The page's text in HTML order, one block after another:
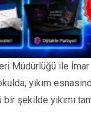
Müdürlüğü ile
yıkım
bir şekilde yıkımı